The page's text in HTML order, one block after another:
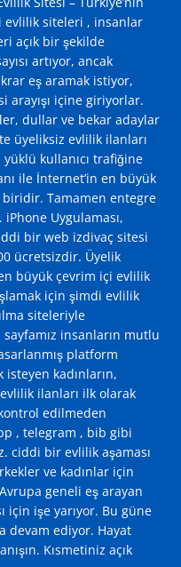
evlilik siteleri , insanlar
açık bir şekilde
artıyor, ancak
eş aramak istiyor,
arayışı içine giriyorlar.
dullar ve bekar adaylar
üyeliksiz evlilik ilanları
kullanıcı trafiğine
ile İnternet’in en büyük
Tamamen entegre
Uygulaması,
bir web izdivaç sitesi
ücretsizdir. Üyelik
büyük çevrim içi evlilik
için şimdi evlilik
siteleriyle
sayfamız insanların mutlu
platform
kadınların,
ilanları ilk olarak
edilmeden
, telegram , bib gibi
ciddi bir evlilik aşaması
ve kadınlar için
geneli eş arayan
için işe yarıyor. Bu güne
devam ediyor. Hayat
Kısmetiniz açık